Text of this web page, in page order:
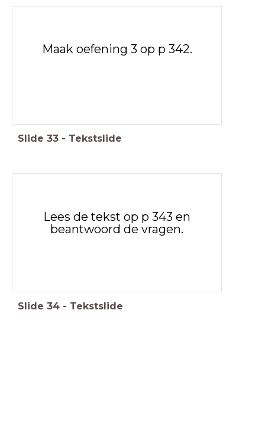
Maak oefening 3 op p 342.
Slide 33 - Tekstslide
Lees de tekst op p 343 en
beantwoord de vragen.
Slide 34 - Tekstslide